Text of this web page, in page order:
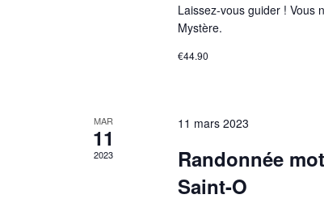
Laissez-vous guider ! Vous
Mystère.
€44.90
MAR
11
2023
11 mars 2023
Randonnée
Saint-O